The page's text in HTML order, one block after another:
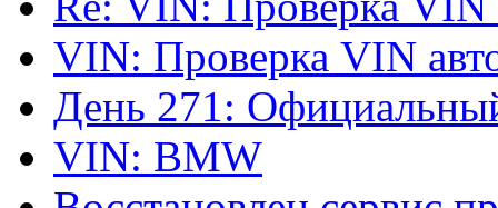
VIN: Проверка VIN
День 271:
VIN: BMW